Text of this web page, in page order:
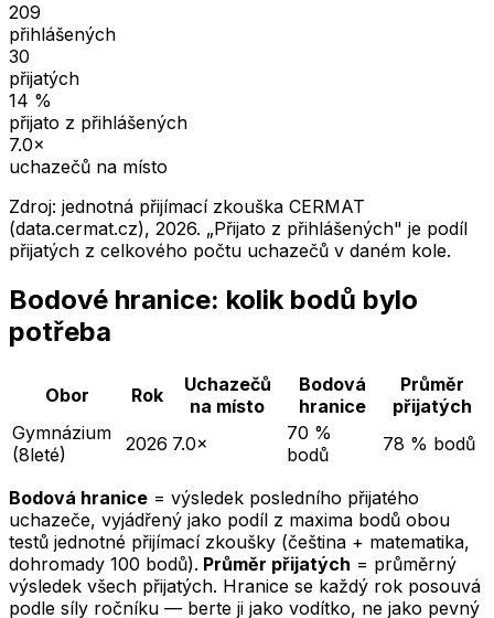
209
přihlášených
30
přijatých
14 %
přijato z přihlášených
7.0×
uchazečů na místo
Zdroj: jednotná přijímací zkouška CERMAT
(data.cermat.cz), 2026. „Přijato z přihlášených" je podíl
přijatých z celkového počtu uchazečů v daném kole.
Bodové hranice: kolik bodů bylo
potřeba
Obor Rok
Uchazečů
na místo
Bodová
hranice
Průměr
přijatých
Gymnázium
(8leté)
2026 7.0×
70 %
bodů
78 % bodů
Bodová hranice = výsledek posledního přijatého
uchazeče, vyjádřený jako podíl z maxima bodů obou
testů jednotné přijímací zkoušky (čeština + matematika,
dohromady 100 bodů). Průměr přijatých = průměrný
výsledek všech přijatých. Hranice se každý rok posouvá
podle síly ročníku — berte ji jako vodítko, ne jako pevný